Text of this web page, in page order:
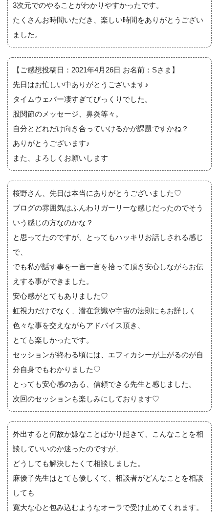
3次元でのやることがわかりやすかったです。
たくさんお時間いただき、楽しい時間をありがとうござい
ました。
【ご感想投稿日：2021年4月26日 お名前：Sさま】
先日はお忙しい中ありがとうございます♪
タイムウェバー凄すぎてびっくりでした。
股関節のメッセージ、鼻炎等々。
自分とどれだけ向き合っていけるかが課題ですかね？
ありがとうございます♪
また、よろしくお願いします
桜野さん、先日は本当にありがとうございました♡
ブログの雰囲気はふんわりガーリーな感じだったのでそう
いう感じの方なのかな？
と思ってたのですが、とってもハッキリお話しされる感じ
で、
でも私が話す事を一言一言を拾って頂き安心しながらお伝
えする事ができました。
安心感がとてもありました♡
虹視力だけでなく、潜在意識や宇宙の法則にもお詳しく
色々な事を交えながらアドバイス頂き、
とても楽しかったです。
セッションが終わる頃には、エフィカシーが上がるのが自
分自身でもわかりました♡
とっても安心感のある、信頼できる先生と感じました。
次回のセッションも楽しみにしております♡
外出すると何故か嫌なことばかり起きて、こんなことを相
談していいのか迷ったのですが、
どうしても解決したくて相談しました。
麻優子先生はとても優しくて、相談者がどんなことを相談
しても
寛大な心と包み込むようなオーラで受け止めてくれます。